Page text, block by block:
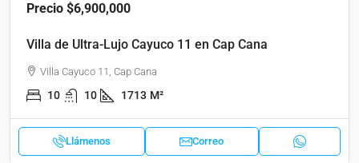
Precio $6,900,000
Villa de Ultra-Lujo Cayuco 11 en Cap Cana
Villa Cayuco 11, Cap Cana
10 10 1713 M²
Llámenos Correo